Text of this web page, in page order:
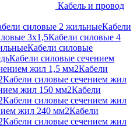
Кабель и провод
силовые 2 жильныеКабели
3х1,5Кабели силовые 4
Кабели силовые
Кабели силовые сечением
жил 1,5 мм2Кабели
Кабели силовые сечением жил
жил 150 мм2Кабели
Кабели силовые сечением жил
жил 240 мм2Кабели
Кабели силовые сечением жил